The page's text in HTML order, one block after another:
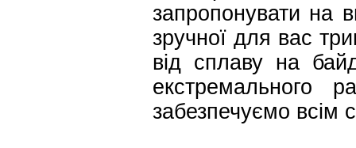
запропонувати на
зручної для вас
від сплаву на
екстремального
забезпечуємо всім